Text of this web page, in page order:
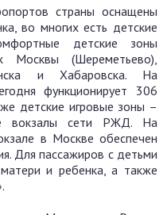
страны оснащены
во многих есть детские
детские зоны
Москвы (Шереметьево),
и Хабаровска. На
функционирует 306
детские игровые зоны –
вокзалы сети РЖД. На
в Москве обеспечен
Для пассажиров с детьми
и ребенка, а также